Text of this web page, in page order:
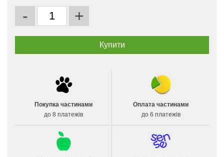
- +
Покупка частинами
до 8 платежів
Оплата частинами
до 6 платежів